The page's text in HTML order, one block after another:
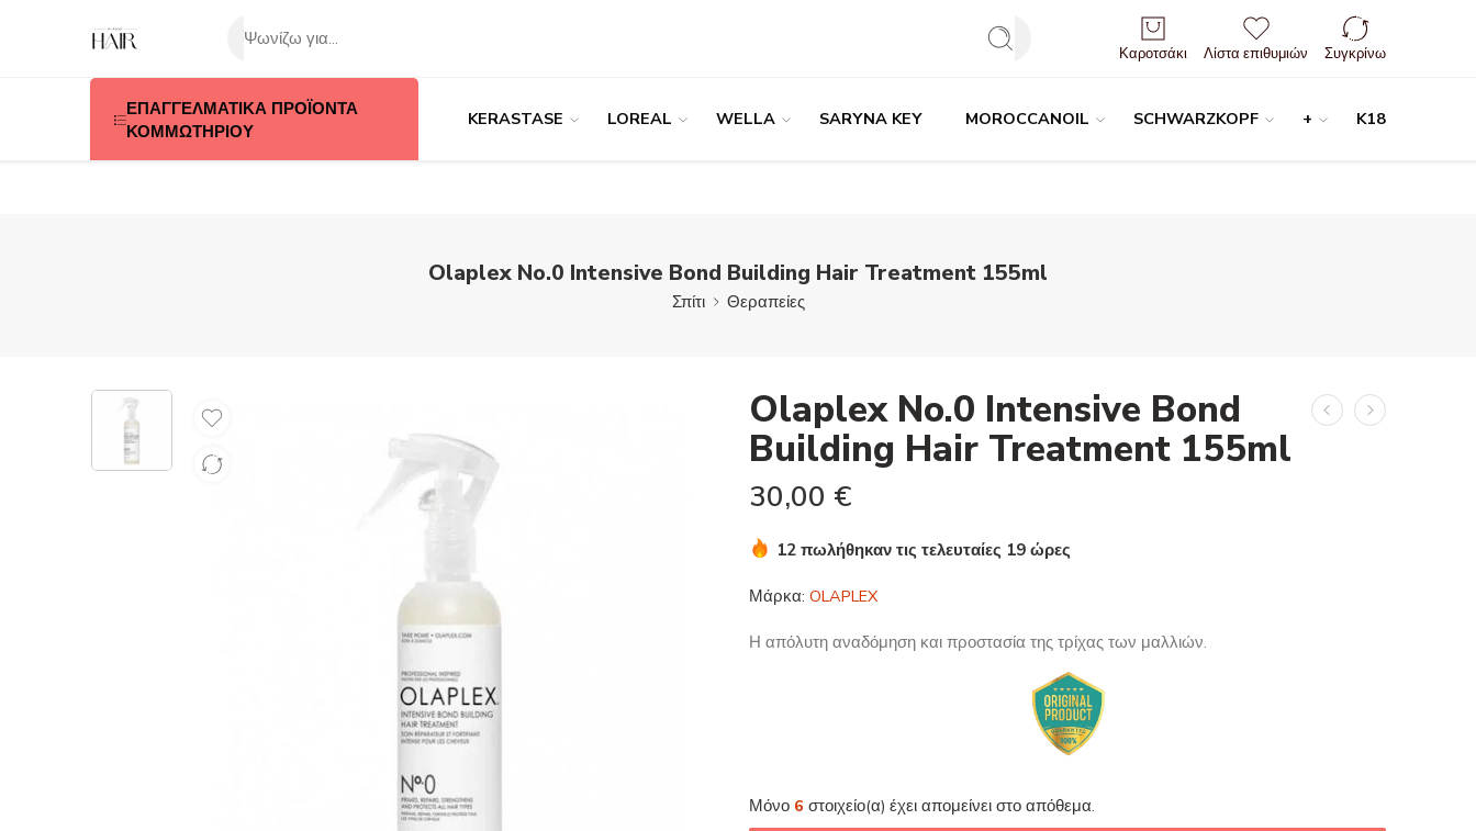
Είσοδος / Εγγραφή
Καροτσάκι Λίστα επιθυμιών Συγκρίνω
ΕΠΑΓΓΕΛΜΑΤΙΚΑ ΠΡΟΪΟΝΤΑ
ΚΟΜΜΩΤΗΡΙΟΥ
KERASTASE LOREAL WELLA SARYNA KEY MOROCCANOIL SCHWARZKOPF + K18
Olaplex No.0 Intensive Bond Building Hair Treatment 155ml
Σπίτι Θεραπείες
Olaplex No.0 Intensive Bond
Building Hair Treatment 155ml
30,00 €
12 πωλήθηκαν τις τελευταίες 19 ώρες
Μάρκα: OLAPLEX
Η απόλυτη αναδόμηση και προστασία της τρίχας των μαλλιών.
Μόνο 6 στοιχείο(α) έχει απομείνει στο απόθεμα.